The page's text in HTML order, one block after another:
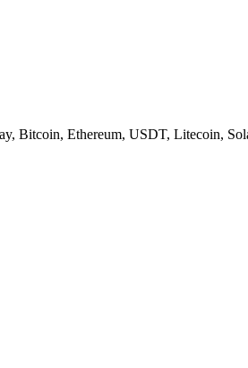
Bitcoin, Ethereum, USDT, Litecoin,